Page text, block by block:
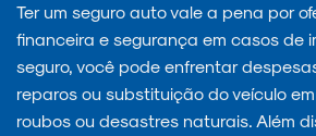
Ter um seguro auto vale a pena por
financeira e segurança em casos de
seguro, você pode enfrentar
reparos ou substituição do veículo
roubos ou desastres naturais. Além